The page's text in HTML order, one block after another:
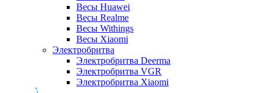
Весы Huawei
Весы Realme
Весы Withings
Весы Xiaomi
Электробритва
Электробритва Deerma
Электробритва VGR
Электробритва Xiaomi